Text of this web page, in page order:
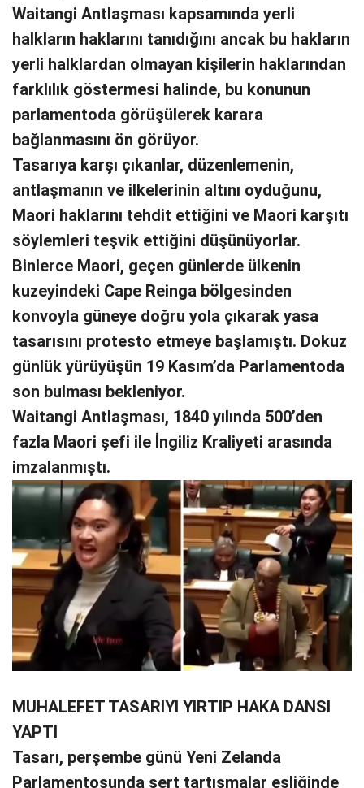
Waitangi Antlaşması kapsamında yerli
halkların haklarını tanıdığını ancak bu hakların
yerli halklardan olmayan kişilerin haklarından
farklılık göstermesi halinde, bu konunun
parlamentoda görüşülerek karara
bağlanmasını ön görüyor.
Tasarıya karşı çıkanlar, düzenlemenin,
antlaşmanın ve ilkelerinin altını oyduğunu,
Maori haklarını tehdit ettiğini ve Maori karşıtı
söylemleri teşvik ettiğini düşünüyorlar.
Binlerce Maori, geçen günlerde ülkenin
kuzeyindeki Cape Reinga bölgesinden
konvoyla güneye doğru yola çıkarak yasa
tasarısını protesto etmeye başlamıştı. Dokuz
günlük yürüyüşün 19 Kasım’da Parlamentoda
son bulması bekleniyor.
Waitangi Antlaşması, 1840 yılında 500’den
fazla Maori şefi ile İngiliz Kraliyeti arasında
imzalanmıştı.
MUHALEFET TASARIYI YIRTIP HAKA DANSI
YAPTI
Tasarı, perşembe günü Yeni Zelanda
Parlamentosunda sert tartışmalar eşliğinde